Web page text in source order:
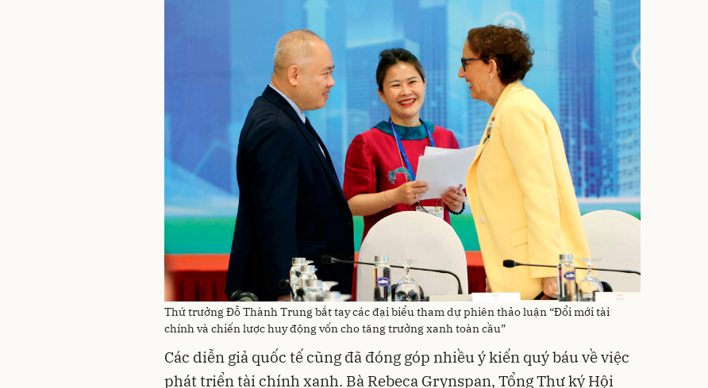
Thứ trưởng Đỗ Thành Trung bắt tay các đại biểu tham dự phiên thảo luận “Đổi mới tài
chính và chiến lược huy động vốn cho tăng trưởng xanh toàn cầu”
Các diễn giả quốc tế cũng đã đóng góp nhiều ý kiến quý báu về việc
phát triển tài chính xanh. Bà Rebeca Grynspan, Tổng Thư ký Hội